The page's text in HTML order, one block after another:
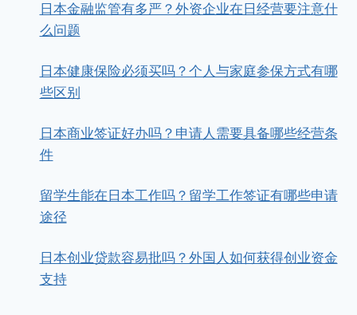
日本金融监管有多严？外资企业在日经营要注意什
么问题
日本健康保险必须买吗？个人与家庭参保方式有哪
些区别
日本商业签证好办吗？申请人需要具备哪些经营条
件
留学生能在日本工作吗？留学工作签证有哪些申请
途径
日本创业贷款容易批吗？外国人如何获得创业资金
支持